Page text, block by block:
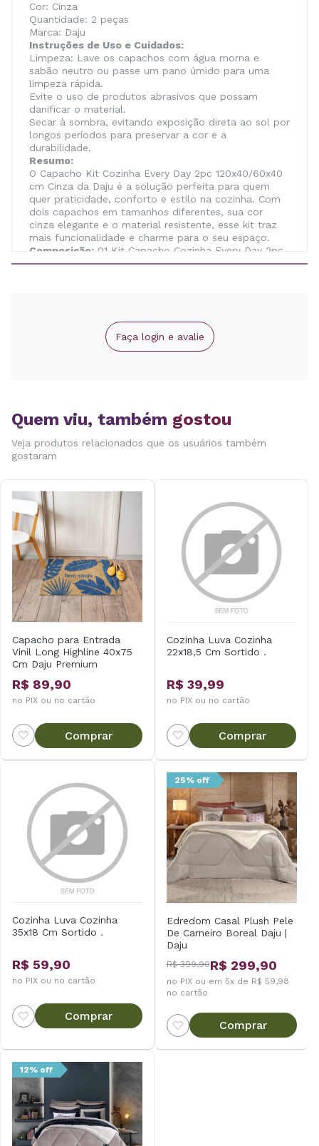
Cor: Cinza
Quantidade: 2 peças
Marca: Daju
Instruções de Uso e Cuidados:
Limpeza: Lave os capachos com água morna e
sabão neutro ou passe um pano úmido para uma
limpeza rápida.
Evite o uso de produtos abrasivos que possam
danificar o material.
Secar à sombra, evitando exposição direta ao sol por
longos períodos para preservar a cor e a
durabilidade.
Resumo:
O Capacho Kit Cozinha Every Day 2pc 120x40/60x40
cm Cinza da Daju é a solução perfeita para quem
quer praticidade, conforto e estilo na cozinha. Com
dois capachos em tamanhos diferentes, sua cor
cinza elegante e o material resistente, esse kit traz
mais funcionalidade e charme para o seu espaço.
Composição: 01 Kit Capacho Cozinha Every Day 2pc
120x40/60x40 cm | Daju
Faça login e avalie
Quem viu, também gostou
Veja produtos relacionados que os usuários também
gostaram
Capacho para Entrada
Vinil Long Highline 40x75
Cm Daju Premium
R$ 89,90
no PIX ou no cartão
Comprar
Cozinha Luva Cozinha
22x18,5 Cm Sortido .
R$ 39,99
no PIX ou no cartão
Comprar
Cozinha Luva Cozinha
35x18 Cm Sortido .
R$ 59,90
no PIX ou no cartão
Comprar
25% off
Edredom Casal Plush Pele
De Carneiro Boreal Daju |
Daju
R$ 399,90R$ 299,90
no PIX ou em 5x de R$ 59,98
no cartão
Comprar
12% off